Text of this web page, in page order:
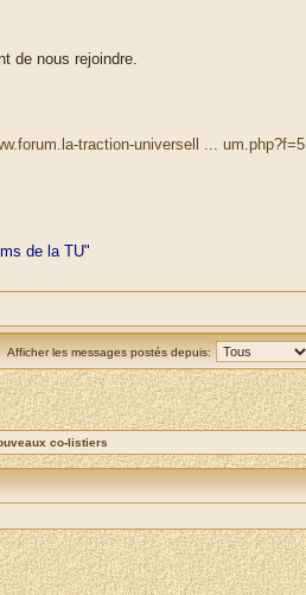
de nous rejoindre.
traction-universell ... um.php?f=5
de la TU"
Afficher les messages postés depuis:
co-listiers